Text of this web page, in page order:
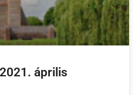
április